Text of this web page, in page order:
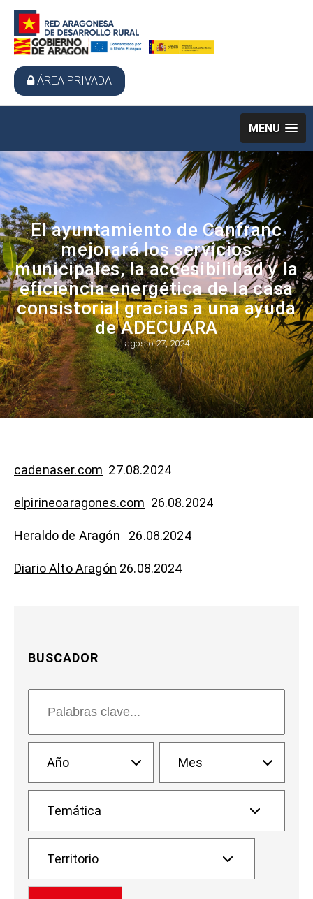
ÁREA PRIVADA
MENU
El ayuntamiento de Canfranc
mejorará los servicios
municipales, la accesibilidad y la
eficiencia energética de la casa
consistorial gracias a una ayuda
de ADECUARA
agosto 27, 2024
cadenaser.com 27.08.2024
elpirineoaragones.com 26.08.2024
Heraldo de Aragón 26.08.2024
Diario Alto Aragón 26.08.2024
BUSCADOR